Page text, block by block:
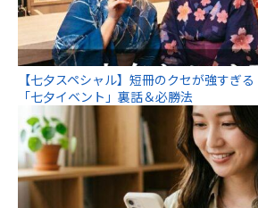
【七夕スペシャル】短冊のクセが強すぎ
「七夕イベント」裏話＆必勝法